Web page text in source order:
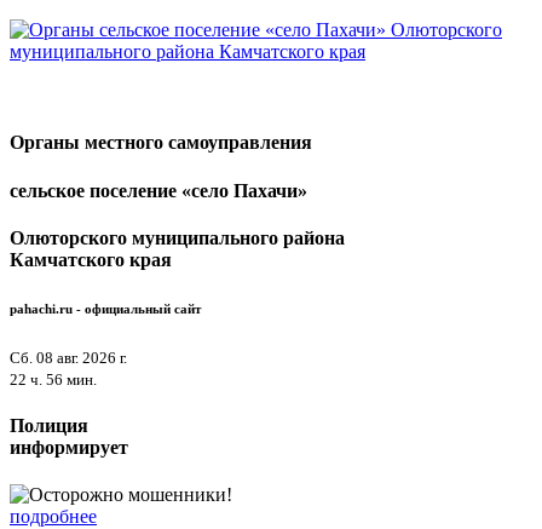
Органы местного самоуправления
сельское поселение «село Пахачи»
Олюторского муниципального района
Камчатского края
pahachi.ru - официальный сайт
Сб. 08 авг. 2026 г.
22 ч. 56 мин.
Полиция
информирует
подробнее